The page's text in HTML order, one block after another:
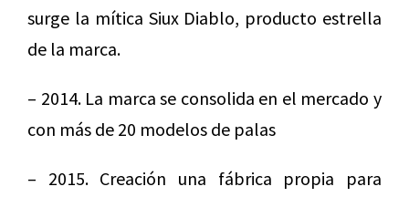
surge la mítica Siux Diablo, producto estrella
de la marca.
– 2014. La marca se consolida en el mercado y
con más de 20 modelos de palas
– 2015. Creación una fábrica propia para